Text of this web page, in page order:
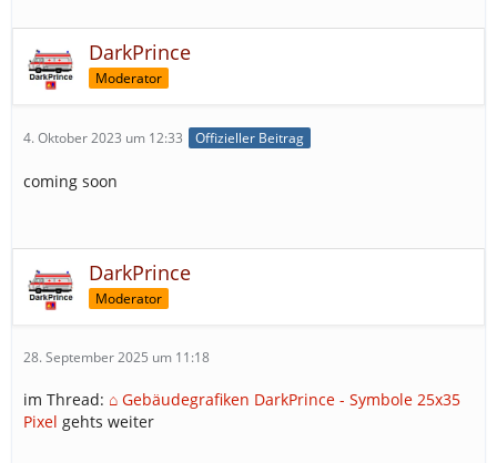
DarkPrince
Moderator
4. Oktober 2023 um 12:33 Offizieller Beitrag
coming soon
DarkPrince
Moderator
28. September 2025 um 11:18
im Thread: ⌂ Gebäudegrafiken DarkPrince - Symbole 25x35
Pixel gehts weiter